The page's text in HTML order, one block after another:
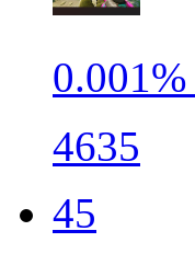
4635
45